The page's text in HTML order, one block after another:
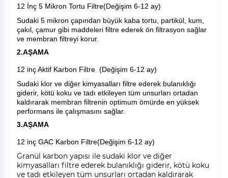
12 İnç 5 Mikron Tortu Filtre(Değişim 6-12 ay)
Sudaki 5 mikron çapından büyük kaba tortu, partikül, kum,
çakıl, çamur gibi maddeleri filtre ederek ön filtrasyon sağlar
ve membran filtreyi korur.
2.AŞAMA
12 inç Aktif Karbon Filtre (Değişim 6-12 ay)
Sudaki klor ve diğer kimyasalları filtre ederek bulanıklığı
giderir, kötü koku ve tadı etkileyen tüm unsurları ortadan
kaldırarak membran filtrenin optimum ömürde en yüksek
performans ile çalışmasını sağlar.
3.AŞAMA
12 inç GAC Karbon Filtre(Değişim 6-12 ay)
Granül karbon yapısı ile sudaki klor ve diğer
kimyasalları filtre ederek bulanıklığı giderir, kötü koku
ve tadı etkileyen tüm unsurları ortadan kaldırarak